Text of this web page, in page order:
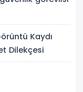
Kaydı
Dilekçesi